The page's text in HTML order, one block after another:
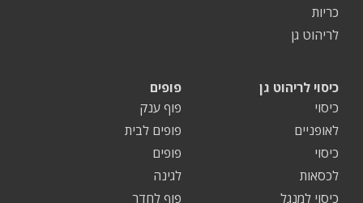
כריות
לריהוט גן
פופים
פוף ענק
פופים לבית
פופים
לגינה
פוף לחדר
כיסוי לריהוט גן
כיסוי
לאופניים
כיסוי
לכסאות
כיסוי למנגל